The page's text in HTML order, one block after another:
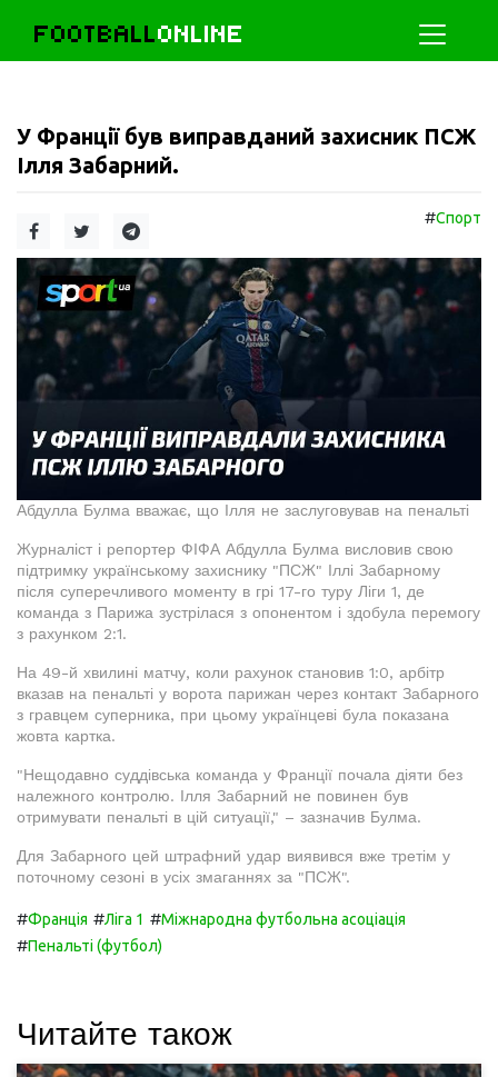
FOOTBALLONLINE
У Франції був виправданий захисник ПСЖ
Ілля Забарний.
#Спорт
Абдулла Булма вважає, що Ілля не заслуговував на пенальті
Журналіст і репортер ФІФА Абдулла Булма висловив свою
підтримку українському захиснику "ПСЖ" Іллі Забарному
після суперечливого моменту в грі 17-го туру Ліги 1, де
команда з Парижа зустрілася з опонентом і здобула перемогу
з рахунком 2:1.
На 49-й хвилині матчу, коли рахунок становив 1:0, арбітр
вказав на пенальті у ворота парижан через контакт Забарного
з гравцем суперника, при цьому українцеві була показана
жовта картка.
"Нещодавно суддівська команда у Франції почала діяти без
належного контролю. Ілля Забарний не повинен був
отримувати пенальті в цій ситуації," – зазначив Булма.
Для Забарного цей штрафний удар виявився вже третім у
поточному сезоні в усіх змаганнях за "ПСЖ".
#Франція #Ліга 1 #Міжнародна футбольна асоціація
#Пенальті (футбол)
Читайте також